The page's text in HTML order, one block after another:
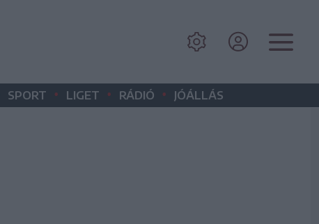
SPORT • LIGET • RÁDIÓ • JÓÁLLÁS